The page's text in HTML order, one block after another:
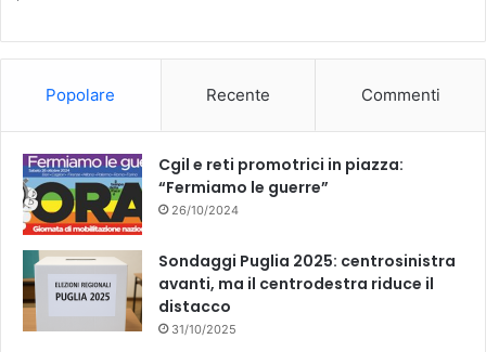
k
Popolare Recente Commenti
Cgil e reti promotrici in piazza:
“Fermiamo le guerre”
26/10/2024
Sondaggi Puglia 2025: centrosinistra
avanti, ma il centrodestra riduce il
distacco
31/10/2025